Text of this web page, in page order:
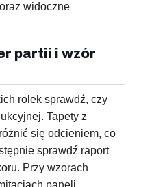
widoczne
partii i wzór
rolek sprawdź, czy
Tapety z
się odcieniem, co
sprawdź raport
Przy wzorach